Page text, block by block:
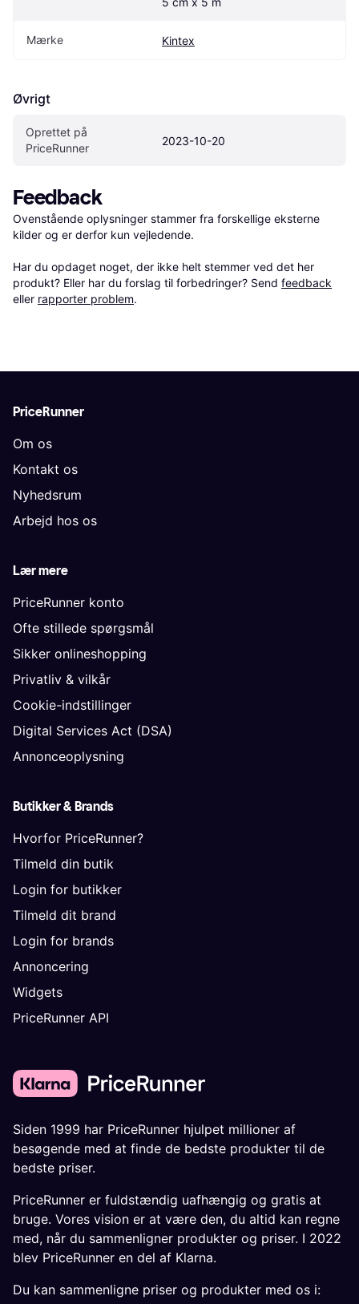
Mærke Kintex
Øvrigt
Oprettet på
PriceRunner
2023-10-20
Feedback
Ovenstående oplysninger stammer fra forskellige eksterne
kilder og er derfor kun vejledende.
Har du opdaget noget, der ikke helt stemmer ved det her
produkt? Eller har du forslag til forbedringer? Send feedback
eller rapporter problem.
PriceRunner
Om os
Kontakt os
Nyhedsrum
Arbejd hos os
Lær mere
PriceRunner konto
Ofte stillede spørgsmål
Sikker onlineshopping
Privatliv & vilkår
Cookie-indstillinger
Digital Services Act (DSA)
Annonceoplysning
Butikker & Brands
Hvorfor PriceRunner?
Tilmeld din butik
Login for butikker
Tilmeld dit brand
Login for brands
Annoncering
Widgets
PriceRunner API
Siden 1999 har PriceRunner hjulpet millioner af
besøgende med at finde de bedste produkter til de
bedste priser.
PriceRunner er fuldstændig uafhængig og gratis at
bruge. Vores vision er at være den, du altid kan regne
med, når du sammenligner produkter og priser. I 2022
blev PriceRunner en del af Klarna.
Du kan sammenligne priser og produkter med os i: